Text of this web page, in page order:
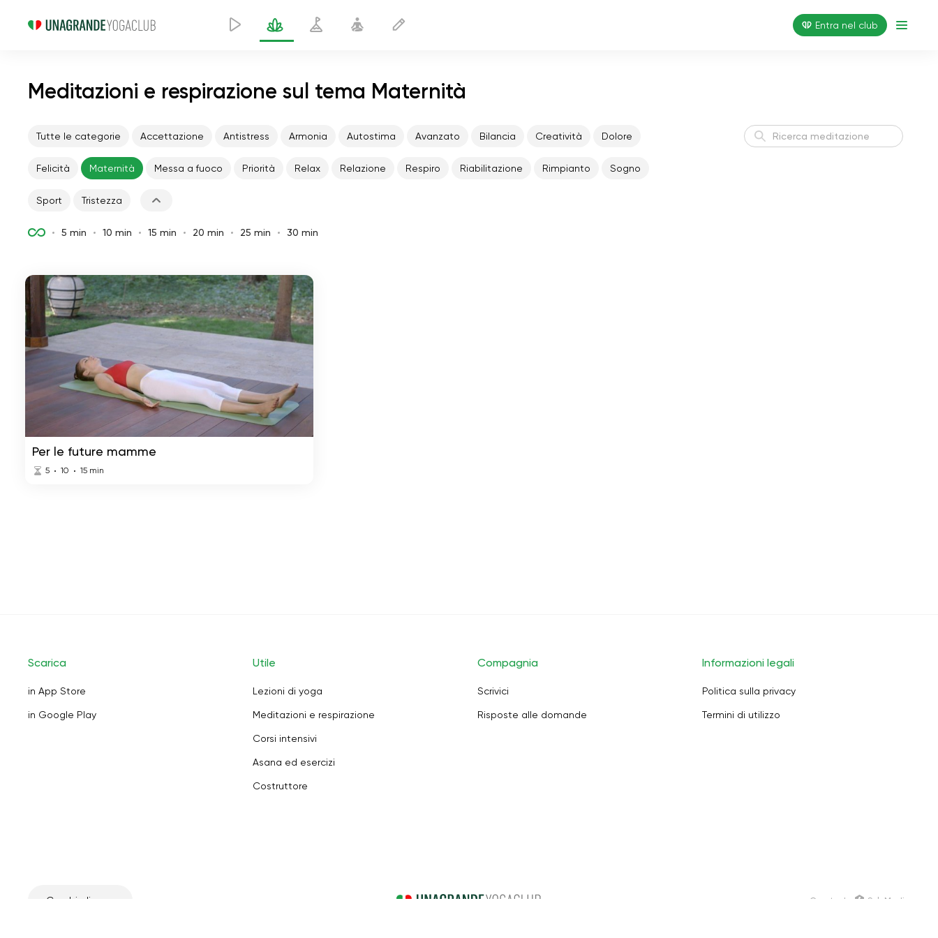
Entra nel club
Meditazioni e respirazione sul tema Maternità
Tutte le categorie Accettazione Antistress Armonia Autostima Avanzato Bilancia Creatività Dolore
Felicità Maternità Messa a fuoco Priorità Relax Relazione Respiro Riabilitazione Rimpianto Sogno
Sport Tristezza
5 min 10 min 15 min 20 min 25 min 30 min
Per le future mamme
5 10 15 min
Scarica
in App Store
in Google Play
Utile
Lezioni di yoga
Meditazioni e respirazione
Corsi intensivi
Asana ed esercizi
Costruttore
Compagnia
Scrivici
Risposte alle domande
Informazioni legali
Politica sulla privacy
Termini di utilizzo
Cambia lingua Creato da SoloMedia